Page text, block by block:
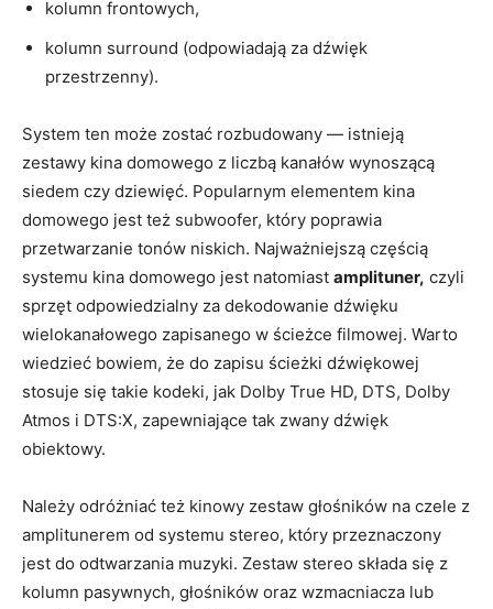
kolumn frontowych,
kolumn surround (odpowiadają za dźwięk
przestrzenny).
System ten może zostać rozbudowany — istnieją
zestawy kina domowego z liczbą kanałów wynoszącą
siedem czy dziewięć. Popularnym elementem kina
domowego jest też subwoofer, który poprawia
przetwarzanie tonów niskich. Najważniejszą częścią
systemu kina domowego jest natomiast amplituner, czyli
sprzęt odpowiedzialny za dekodowanie dźwięku
wielokanałowego zapisanego w ścieżce filmowej. Warto
wiedzieć bowiem, że do zapisu ścieżki dźwiękowej
stosuje się takie kodeki, jak Dolby True HD, DTS, Dolby
Atmos i DTS:X, zapewniające tak zwany dźwięk
obiektowy.
Należy odróżniać też kinowy zestaw głośników na czele z
amplitunerem od systemu stereo, który przeznaczony
jest do odtwarzania muzyki. Zestaw stereo składa się z
kolumn pasywnych, głośników oraz wzmacniacza lub